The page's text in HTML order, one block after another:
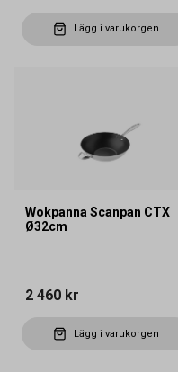
Lägg i varukorgen
Wokpanna Scanpan CTX
Ø32cm
2 460 kr
Lägg i varukorgen